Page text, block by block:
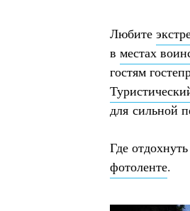
Любите
в местах
гостям
для сильной
Где
фотоленте.